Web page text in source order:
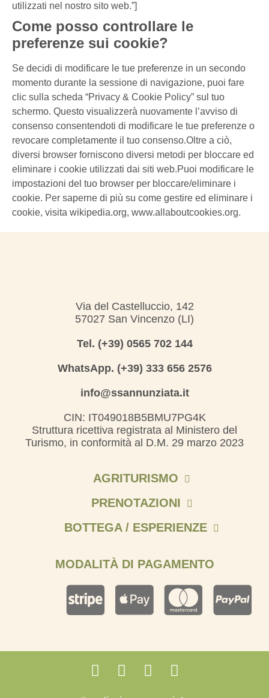
utilizzati nel nostro sito web.”]
Come posso controllare le
preferenze sui cookie?
Se decidi di modificare le tue preferenze in un secondo
momento durante la sessione di navigazione, puoi fare
clic sulla scheda “Privacy & Cookie Policy” sul tuo
schermo. Questo visualizzerà nuovamente l’avviso di
consenso consentendoti di modificare le tue preferenze o
revocare completamente il tuo consenso.Oltre a ciò,
diversi browser forniscono diversi metodi per bloccare ed
eliminare i cookie utilizzati dai siti web.Puoi modificare le
impostazioni del tuo browser per bloccare/eliminare i
cookie. Per saperne di più su come gestire ed eliminare i
cookie, visita wikipedia.org, www.allaboutcookies.org.
Via del Castelluccio, 142
57027 San Vincenzo (LI)
Tel. (+39) 0565 702 144
WhatsApp. (+39) 333 656 2576
info@ssannunziata.it
CIN: IT049018B5BMU7PG4K
Struttura ricettiva registrata al Ministero del
Turismo, in conformità al D.M. 29 marzo 2023
AGRITURISMO
Ville e Appartamenti
Suite
La Taverna dell’olio
Frantoio Bio
Frutteto Bio
PRENOTAZIONI
Prenota
Contatti
BOTTEGA / ESPERIENZE
Il mio account
Il mio carrello
MODALITÀ DI PAGAMENTO